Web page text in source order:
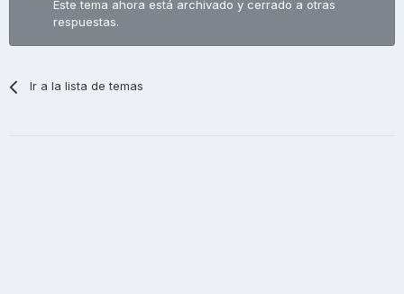
Este tema ahora está archivado y cerrado a otras
respuestas.
Ir a la lista de temas